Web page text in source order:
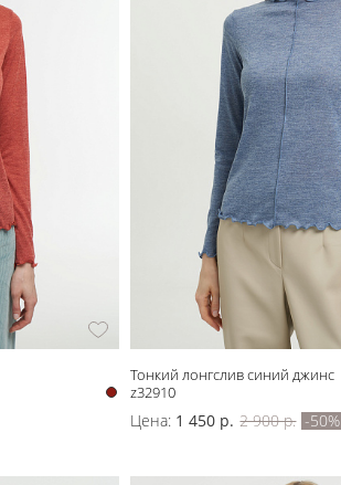
Тонкий лонгслив синий джинс
z32910
Цена: 1 450 р. 2 900 р. -50%